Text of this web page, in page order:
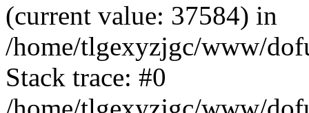
(current value: 37584) in
/home/tlgexyzjgc/www/
Stack trace: #0